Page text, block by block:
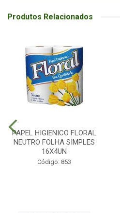
Produtos Relacionados
PAPEL HIGIENICO FLORAL
NEUTRO FOLHA SIMPLES
16X4UN
Código: 853